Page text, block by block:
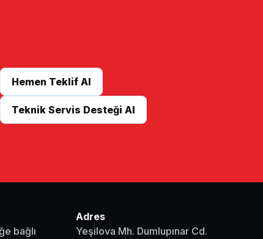
Hemen Teklif Al
Teknik Servis Desteği Al
bağlı
Adres
Yeşilova Mh. Dumlupınar Cd.